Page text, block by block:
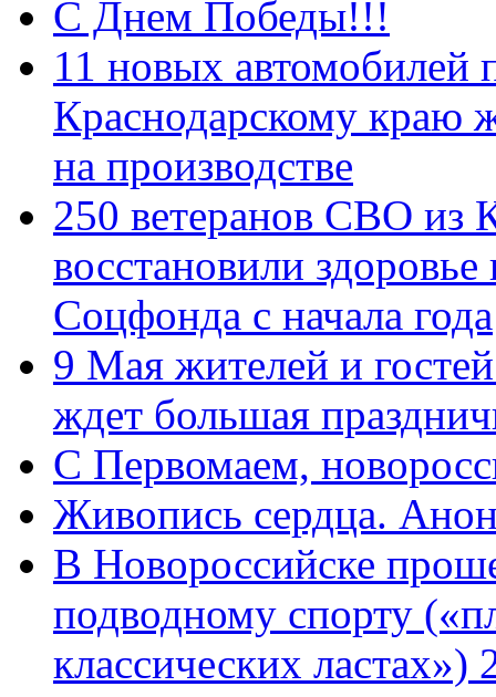
С Днем Победы!!!
11 новых автомобилей
Краснодарскому краю
на производстве
250 ветеранов СВО из
восстановили
Соцфонда с начала года
9 Мая жителей и
ждет большая
C Первомаем,
Живопись сердца.
В Новороссийске
подводному спорту
классических